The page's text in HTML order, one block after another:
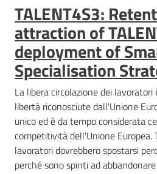
i
risultati
I
progetti
Menu selezionato
Le
attività
di
comunicazione
TALENT4S3:
attraction of
deployment of
Specialisation
La libera circolazione dei
libertà riconosciute dall'Unione
unico ed è da tempo considerata
competitività dell'Unione Europea.
lavoratori dovrebbero spostarsi
perché sono spinti ad